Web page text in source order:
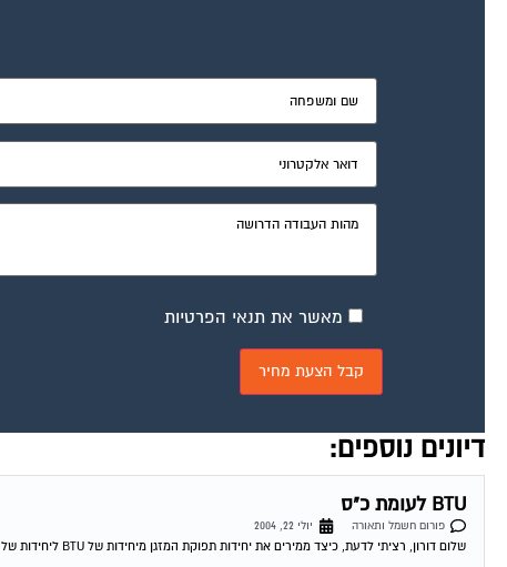
מאשר את תנאי הפרטיות
דיונים נוספים:
BTU לעומת כ"ס
פורום חשמל ותאורה
יולי 22, 2004
שלום דורון, רציתי לדעת, כיצד ממירים את יחידות תפוקת המזגן מיחידות של BTU ליחידות של כ"ס ? יותר ויותר מפרסמים היום את הנושא של BTU,...